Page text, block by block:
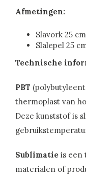
Afmetingen:
Slavork 25 cm
Slalepel 25
Technische
PBT
thermoplast van
Deze kunststof is
Sublimatie is een
materialen of